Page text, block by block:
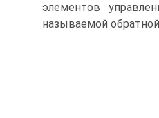
элементов
называемой